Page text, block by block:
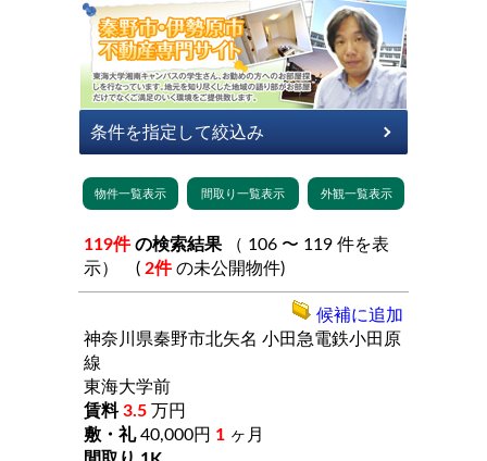
119件 の検索結果
示） ( 2件 の未公開物件)
神奈川県秦野市北矢名 小田急電鉄小田原
線
東海大学前
3.5 万円
40,000円 1 ヶ月
候補に追加